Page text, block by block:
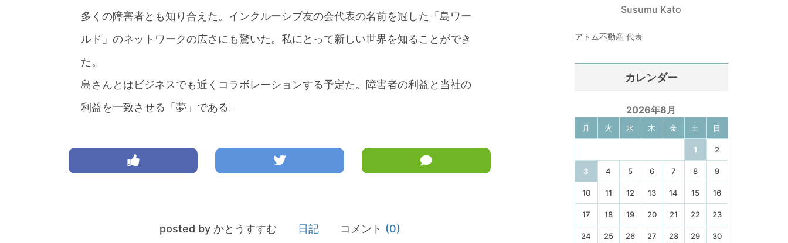
多くの障害者とも知り合えた。インクルーシブ友の会代表の名前を冠した「島ワー
ルド」のネットワークの広さにも驚いた。私にとって新しい世界を知ることができ
た。
島さんとはビジネスでも近くコラボレーションする予定た。障害者の利益と当社の
利益を一致させる「夢」である。
posted by かとうすすむ 日記 コメント (0)
Susumu Kato
アトム不動産 代表
カレンダー
2026年8月
月 火 水 木 金 土 日
1 2
3 4 5 6 7 8 9
10 11 12 13 14 15 16
17 18 19 20 21 22 23
24 25 26 27 28 29 30